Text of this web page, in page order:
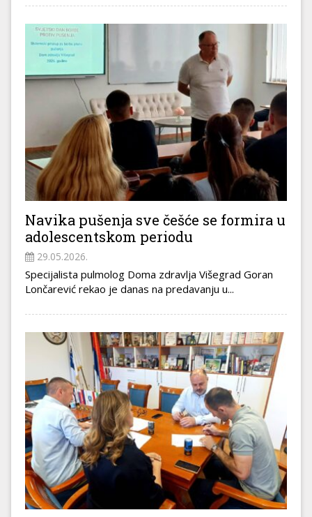
Navika pušenja sve češće se formira u
adolescentskom periodu
29.05.2026.
Specijalista pulmolog Doma zdravlja Višegrad Goran
Lončarević rekao je danas na predavanju u...